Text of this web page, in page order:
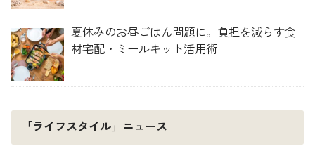
夏休みのお昼ごはん問題に。負担を減らす食
材宅配・ミールキット活用術
「ライフスタイル」ニュース